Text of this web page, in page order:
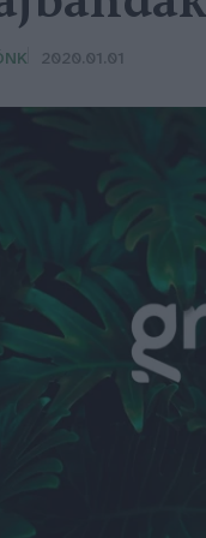
2020.01.01